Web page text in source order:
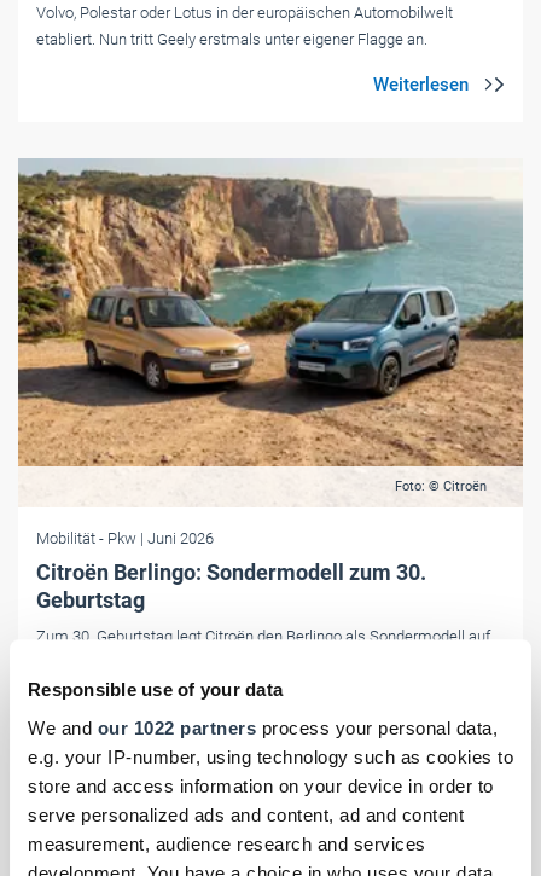
Responsible use of your data
We and our 1022 partners process your personal data,
e.g. your IP-number, using technology such as cookies to
store and access information on your device in order to
serve personalized ads and content, ad and content
measurement, audience research and services
Volvo, Polestar oder Lotus in der europäischen Automobilwelt
etabliert. Nun tritt Geely erstmals unter eigener Flagge an.
Foto: © Citroën
Mobilität - Pkw | Juni 2026
Citroën Berlingo: Sondermodell zum 30.
Geburtstag
Zum 30. Geburtstag legt Citroën den Berlingo als Sondermodell auf.
vor allem für Gewerbetreibende und Familien interessant.